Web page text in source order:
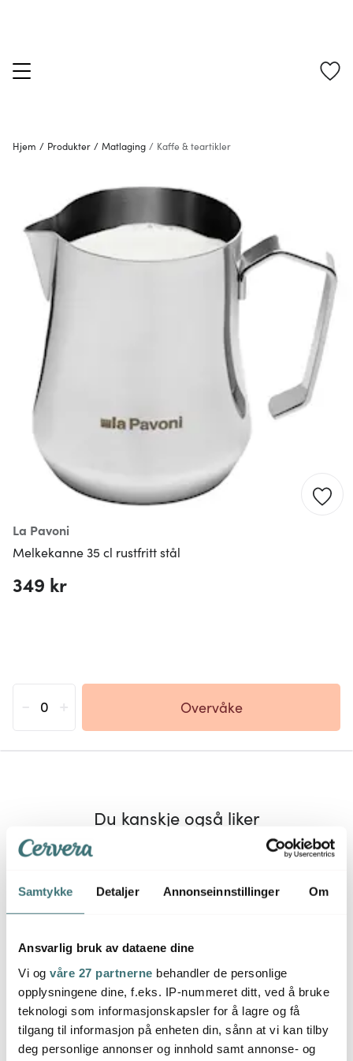
Samtykke Detaljer Annonseinnstillinger Om
Ansvarlig bruk av dataene dine
Vi og våre 27 partnerne behandler de personlige
opplysningene dine, f.eks. IP-nummeret ditt, ved å bruke
teknologi som informasjonskapsler for å lagre og få
tilgang til informasjon på enheten din, sånn at vi kan tilby
deg personlige annonser og innhold samt annonse- og
Hjem / Produkter / Matlaging / Kaffe & teartikler
La Pavoni
Melkekanne 35 cl rustfritt stål
349 kr
Overvåke
Du kanskje også liker
La Pavoni
Semi-Pro tamper svart
La Pavoni
Cilindro kaffekvern
semiprofessionell 500g